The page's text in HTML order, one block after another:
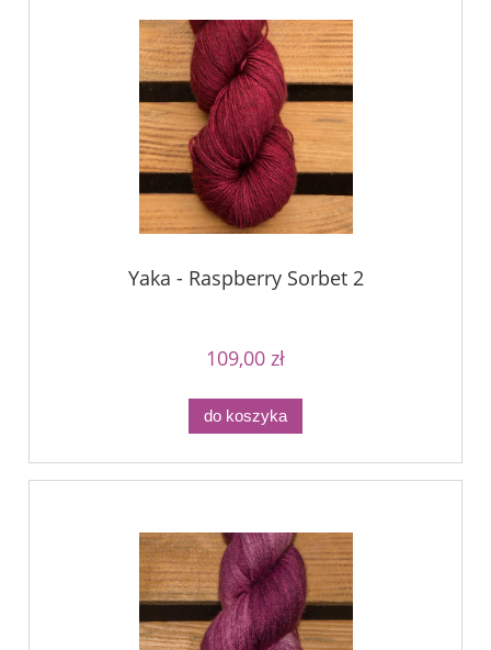
Yaka - Raspberry Sorbet 2
109,00 zł
do koszyka